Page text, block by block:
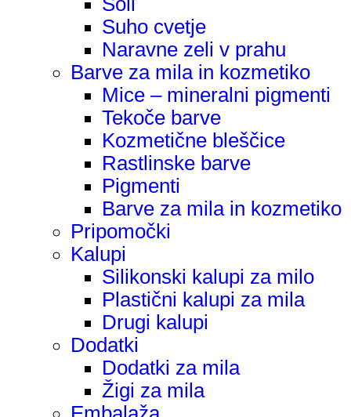
Suho cvetje
Naravne zeli v prahu
Barve za mila in kozmetiko
Mice – mineralni pigmenti
Tekoče barve
Kozmetične bleščice
Rastlinske barve
Pigmenti
Barve za mila in kozmetiko
Pripomočki
Kalupi
Silikonski kalupi za milo
Plastični kalupi za mila
Drugi kalupi
Dodatki
Dodatki za mila
Žigi za mila